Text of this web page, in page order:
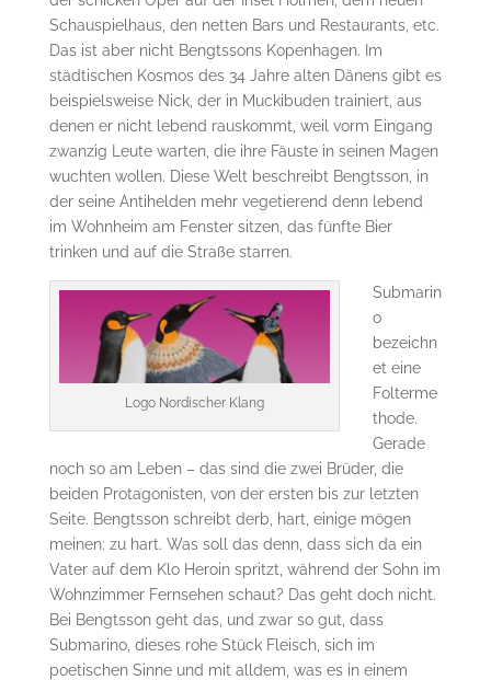
Schauspielhaus, den netten Bars und Restaurants, etc.
Das ist aber nicht Bengtssons Kopenhagen. Im
städtischen Kosmos des 34 Jahre alten Dänens gibt es
beispielsweise Nick, der in Muckibuden trainiert, aus
denen er nicht lebend rauskommt, weil vorm Eingang
zwanzig Leute warten, die ihre Fäuste in seinen Magen
wuchten wollen. Diese Welt beschreibt Bengtsson, in
der seine Antihelden mehr vegetierend denn lebend
im Wohnheim am Fenster sitzen, das fünfte Bier
trinken und auf die Straße starren.
Logo Nordischer Klang
Submarin
o
bezeichn
et eine
Folterme
thode.
Gerade
noch so am Leben – das sind die zwei Brüder, die
beiden Protagonisten, von der ersten bis zur letzten
Seite. Bengtsson schreibt derb, hart, einige mögen
meinen: zu hart. Was soll das denn, dass sich da ein
Vater auf dem Klo Heroin spritzt, während der Sohn im
Wohnzimmer Fernsehen schaut? Das geht doch nicht.
Bei Bengtsson geht das, und zwar so gut, dass
Submarino, dieses rohe Stück Fleisch, sich im
poetischen Sinne und mit alldem, was es in einem